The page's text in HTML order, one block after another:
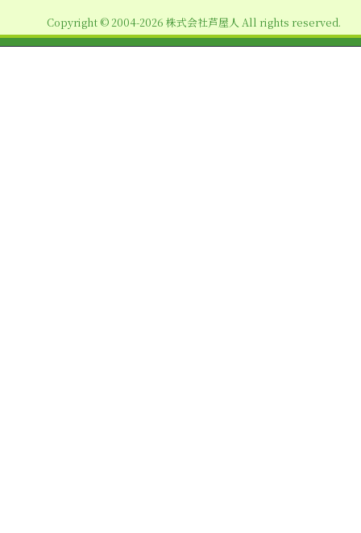
ン
Copyright © 2004-2026 株式会社芦屋人 All rights reserved.